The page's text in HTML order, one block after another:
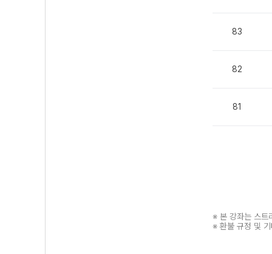
83
82
81
※ 본 강좌는 스트
※ 환불 규정 및